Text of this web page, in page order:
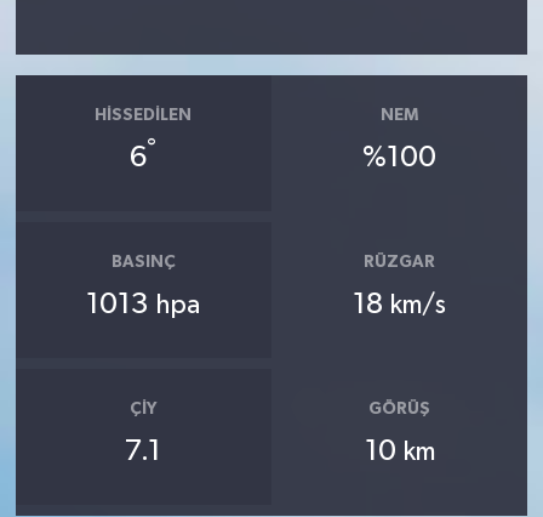
HISSEDILEN
6°
NEM
%100
BASINÇ
1013 hpa
RÜZGAR
18 km/s
ÇIY
7.1
GÖRÜŞ
10 km